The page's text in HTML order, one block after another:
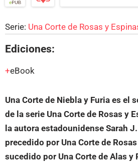
Serie: Una Corte de Rosas y
Ediciones:
eBook
Una Corte de Niebla y Furia es el
de la serie Una Corte de Rosas y
la autora estadounidense Sarah
precedido por Una Corte de
sucedido por Una Corte de Alas y